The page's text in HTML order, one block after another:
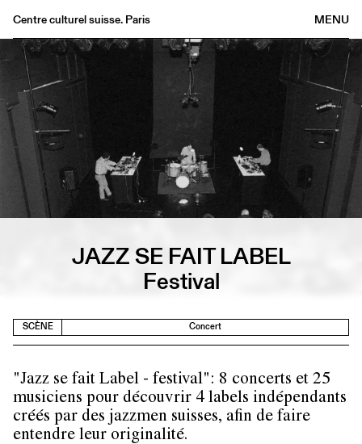
MENU
Centre culturel suisse. Paris
Agenda
Librairie
Buvette
Archives
Médiathèque
Éditions
Informations
JAZZ SE FAIT LABEL
Festival
SCÈNE Concert
"Jazz se fait Label - festival": 8 concerts et 25
musiciens pour découvrir 4 labels indépendants
créés par des jazzmen suisses, afin de faire
entendre leur originalité.